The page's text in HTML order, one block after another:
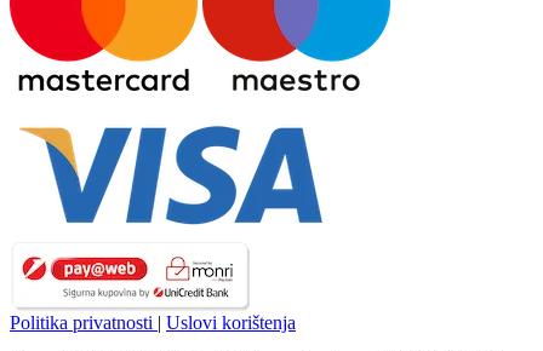
Politika privatnosti | Uslovi korištenja